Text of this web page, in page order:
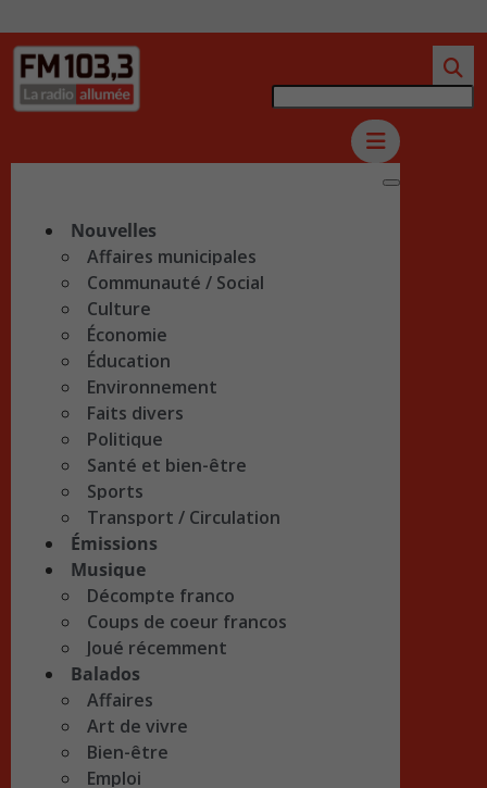
Nouvelles
Affaires municipales
Communauté / Social
Culture
Économie
Éducation
Environnement
Faits divers
Politique
Santé et bien-être
Sports
Transport / Circulation
Émissions
Musique
Décompte franco
Coups de coeur francos
Joué récemment
Balados
Affaires
Art de vivre
Bien-être
Emploi